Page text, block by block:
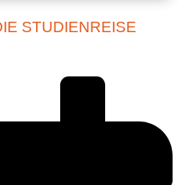
STUDIENREISE